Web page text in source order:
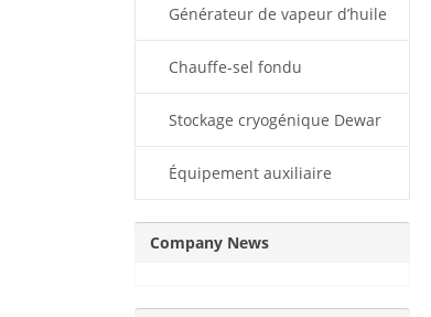
ESPCGénérateur de vapeur d’huile
thermique
Chauffe-sel fondu
Stockage cryogénique Dewar
Équipement auxiliaire
Company News